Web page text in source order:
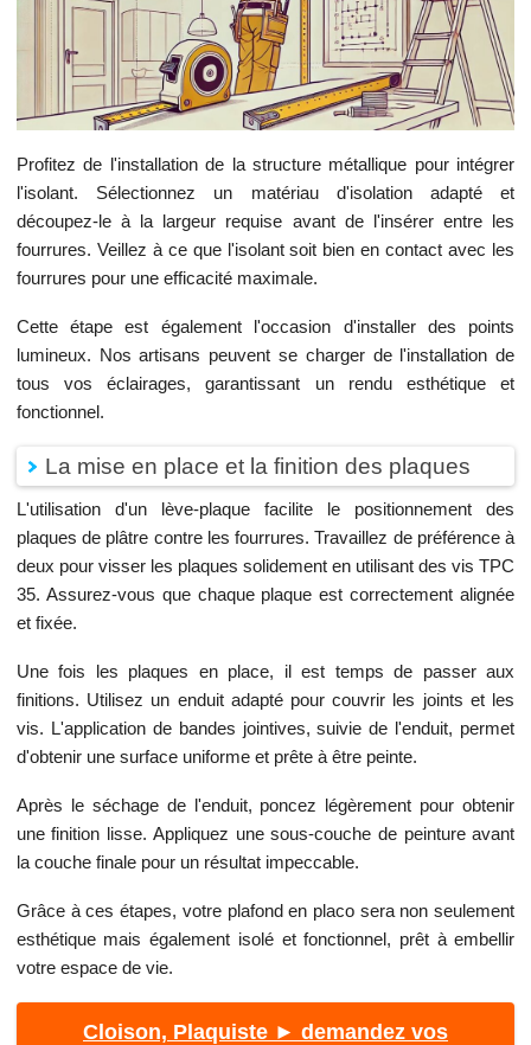
Profitez de l'installation de la structure métallique pour intégrer
l'isolant. Sélectionnez un matériau d'isolation adapté et
découpez-le à la largeur requise avant de l'insérer entre les
fourrures. Veillez à ce que l'isolant soit bien en contact avec les
fourrures pour une efficacité maximale.
Cette étape est également l'occasion d'installer des points
lumineux. Nos artisans peuvent se charger de l'installation de
tous vos éclairages, garantissant un rendu esthétique et
fonctionnel.
La mise en place et la finition des plaques
L'utilisation d'un lève-plaque facilite le positionnement des
plaques de plâtre contre les fourrures. Travaillez de préférence à
deux pour visser les plaques solidement en utilisant des vis TPC
35. Assurez-vous que chaque plaque est correctement alignée
et fixée.
Une fois les plaques en place, il est temps de passer aux
finitions. Utilisez un enduit adapté pour couvrir les joints et les
vis. L'application de bandes jointives, suivie de l'enduit, permet
d'obtenir une surface uniforme et prête à être peinte.
Après le séchage de l'enduit, poncez légèrement pour obtenir
une finition lisse. Appliquez une sous-couche de peinture avant
la couche finale pour un résultat impeccable.
Grâce à ces étapes, votre plafond en placo sera non seulement
esthétique mais également isolé et fonctionnel, prêt à embellir
votre espace de vie.
Cloison, Plaquiste ► demandez vos